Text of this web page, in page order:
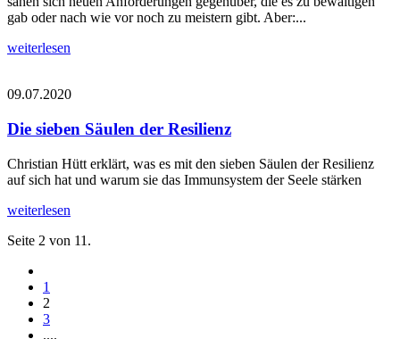
gab oder nach wie vor noch zu meistern gibt. Aber:...
weiterlesen
09.07.2020
Die sieben Säulen der Resilienz
Christian Hütt erklärt, was es mit den sieben Säulen der Resilienz
auf sich hat und warum sie das Immunsystem der Seele stärken
weiterlesen
Seite 2 von 11.
1
2
3
....